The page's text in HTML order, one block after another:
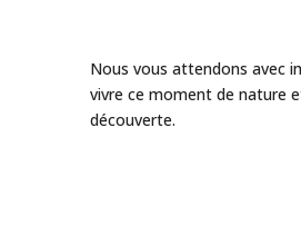
Nous vous attendons avec
vivre ce moment de nature
découverte.